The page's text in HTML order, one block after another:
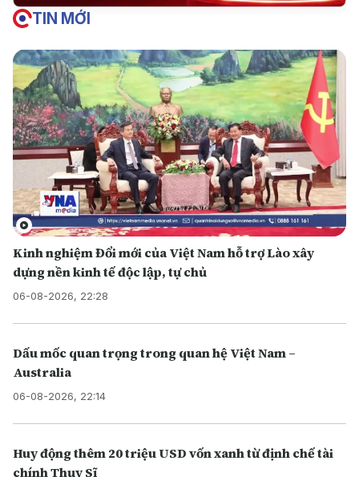
TIN MỚI
Kinh nghiệm Đổi mới của Việt Nam hỗ trợ Lào xây
dựng nền kinh tế độc lập, tự chủ
06-08-2026, 22:28
Dấu mốc quan trọng trong quan hệ Việt Nam –
Australia
06-08-2026, 22:14
Huy động thêm 20 triệu USD vốn xanh từ định chế tài
chính Thụy Sĩ